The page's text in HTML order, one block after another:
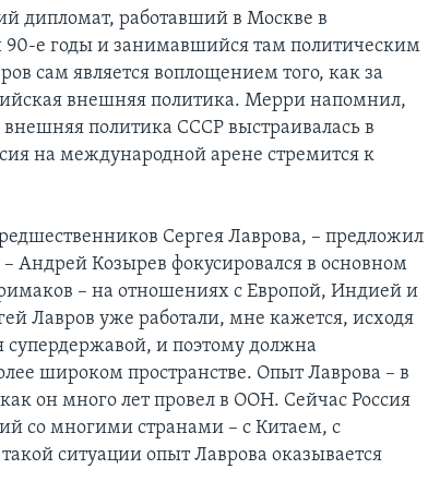
дипломат, работавший в Москве в
90-е годы и занимавшийся там политическим
сам является воплощением того, как за
внешняя политика. Мерри напомнил,
политика СССР выстраивалась в
на международной арене стремится к
Сергея Лаврова, – предложил
Козырев фокусировался в основном
– на отношениях с Европой, Индией и
Лавров уже работали, мне кажется, исходя
супердержавой, и поэтому должна
широком пространстве. Опыт Лаврова – в
он много лет провел в ООН. Сейчас Россия
со многими странами – с Китаем, с
ситуации опыт Лаврова оказывается